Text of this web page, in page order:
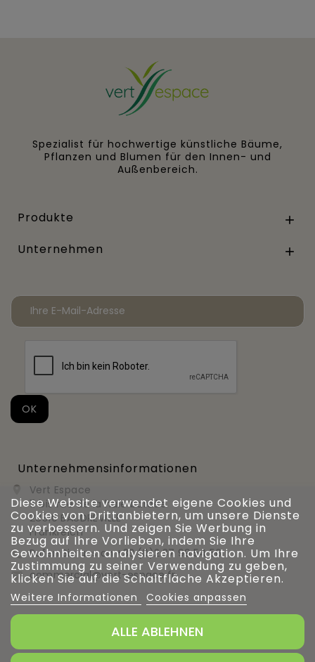
Spezialist für hochwertige künstliche Bäume,
Pflanzen und Blumen für den Innen- und
Außenbereich.
Produkte 
Unternehmen 
Unternehmensinformationen

Vert Espace
11 bis rue de la haie bardée
28310 BAUDREVILLE
Frankreich
 Rufen Sie uns an +33 (0)2 37 99 54 56
 commercial@vert-espace.fr
Diese Website verwendet eigene Cookies und
Cookies von Drittanbietern, um unsere Dienste
zu verbessern. Und zeigen Sie Werbung in
Bezug auf Ihre Vorlieben, indem Sie Ihre
Gewohnheiten analysieren navigation. Um Ihre
Zustimmung zu seiner Verwendung zu geben,
klicken Sie auf die Schaltfläche Akzeptieren.
Weitere Informationen Cookies anpassen
ALLE ABLEHNEN